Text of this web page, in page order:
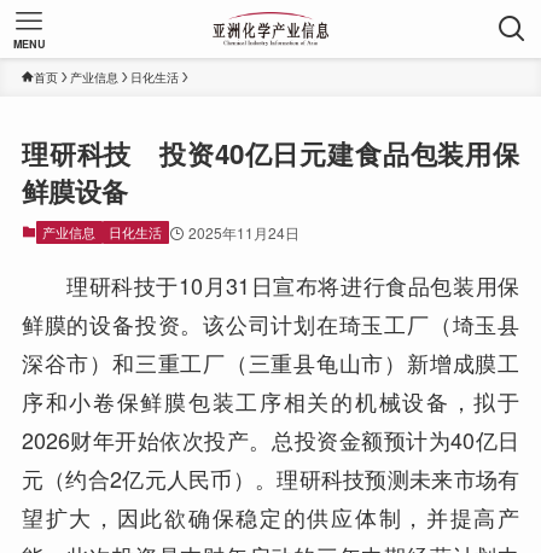
MENU
首页 产业信息 日化生活
理研科技 投资40亿日元建食品包装用保
鲜膜设备
产业信息 日化生活 2025年11月24日
理研科技于10月31日宣布将进行食品包装用保
鲜膜的设备投资。该公司计划在琦玉工厂（埼玉县
深谷市）和三重工厂（三重县龟山市）新增成膜工
序和小卷保鲜膜包装工序相关的机械设备，拟于
2026财年开始依次投产。总投资金额预计为40亿日
元（约合2亿元人民币）。理研科技预测未来市场有
望扩大，因此欲确保稳定的供应体制，并提高产